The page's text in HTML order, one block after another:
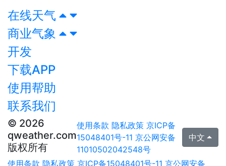
在线天气
商业气象
开发
下载APP
使用帮助
联系我们
© 2026
qweather.com
版权所有
使用条款 隐私政策 京ICP备
15048401号-11 京公网安备
11010502042548号
中文
使用条款 隐私政策 京ICP备15048401号-11 京公网安备